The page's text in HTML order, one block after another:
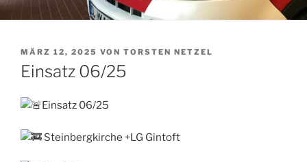
VERÖFFENTLICHT
AM
MÄRZ 12, 2025 VON TORSTEN NETZEL
Einsatz 06/25
Einsatz 06/25
Steinbergkirche +LG Gintoft